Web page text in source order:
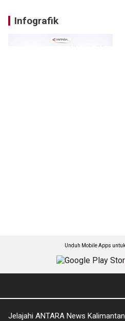
Infografik
Unduh Mobile Apps
Jelajahi ANTARA News